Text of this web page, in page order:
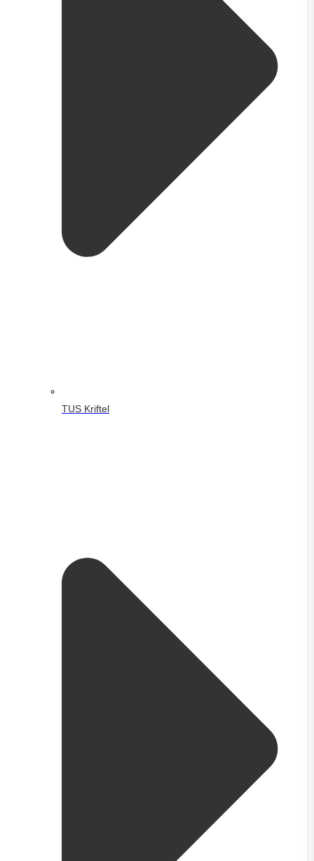
TUS Kriftel